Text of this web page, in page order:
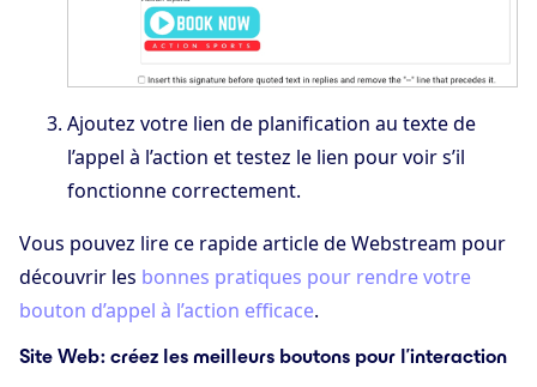
Ajoutez votre lien de planification au texte de
l’appel à l’action et testez le lien pour voir s’il
fonctionne correctement.
Vous pouvez lire ce rapide article de Webstream pour
découvrir les bonnes pratiques pour rendre votre
bouton d’appel à l’action efficace.
Site Web : créez les meilleurs boutons pour l’interaction